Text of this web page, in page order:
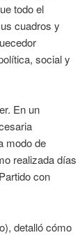
todo el
cuadros y
social y
En un
modo de
realizada días
con
detalló cómo